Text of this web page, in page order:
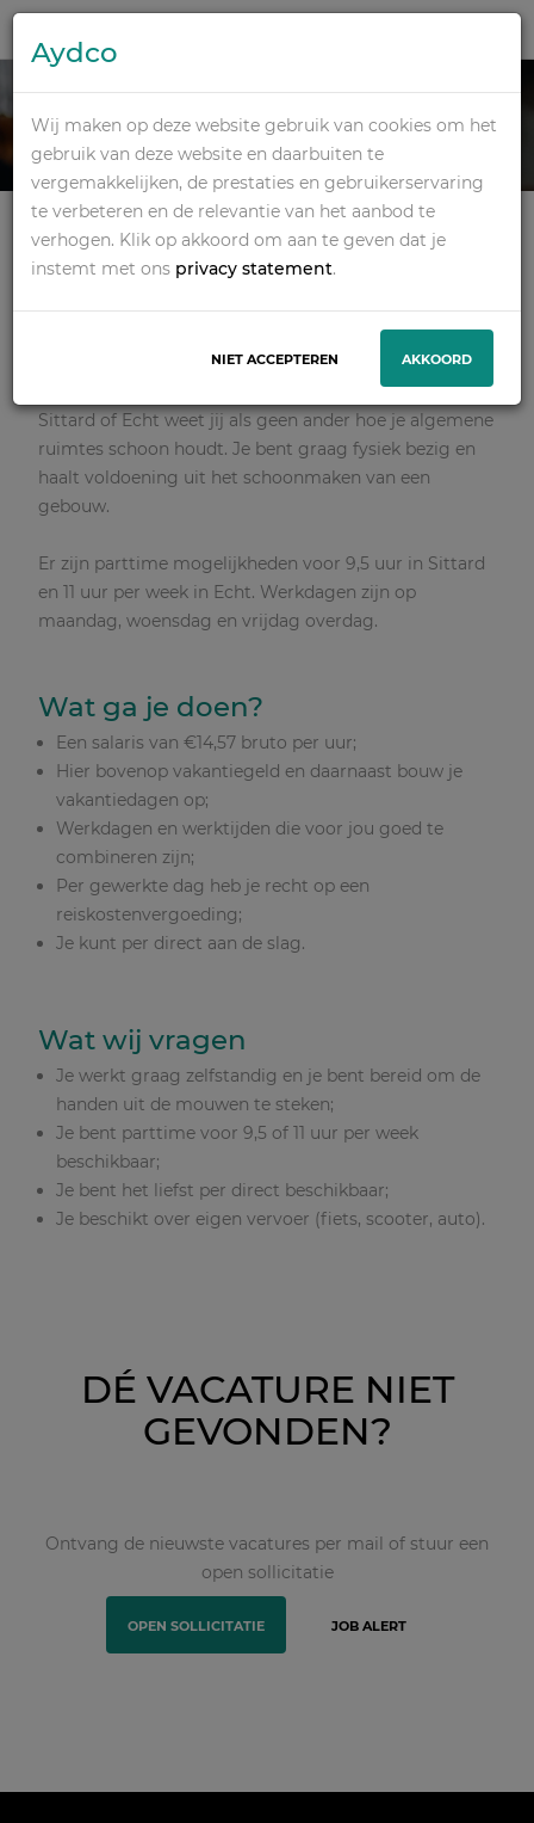
SCHOONMAKER IN
SITTARD OF ECHT
Deze vacature is vervallen
INFORMATIE OVER DE
VERVALLEN VACATURE
Onze opdrachtgever is op zoek naar schoonmakers in
Valkenburg voor diverse locaties. De locaties kunnen
variëren tussen kantoorpanden, restaurants en
bijvoorbeeld kinderdagverblijven. Als schoonmaker in
Sittard of Echt weet jij als geen ander hoe je algemene
ruimtes schoon houdt. Je bent graag fysiek bezig en
haalt voldoening uit het schoonmaken van een
gebouw.
Er zijn parttime mogelijkheden voor 9,5 uur in Sittard
en 11 uur per week in Echt. Werkdagen zijn op
maandag, woensdag en vrijdag overdag.
Wat ga je doen?
Een salaris van €14,57 bruto per uur;
Hier bovenop vakantiegeld en daarnaast bouw je
vakantiedagen op;
Werkdagen en werktijden die voor jou goed te
combineren zijn;
Per gewerkte dag heb je recht op een
reiskostenvergoeding;
Je kunt per direct aan de slag.
Wat wij vragen
Je werkt graag zelfstandig en je bent bereid om de
handen uit de mouwen te steken;
Je bent parttime voor 9,5 of 11 uur per week
beschikbaar;
Je bent het liefst per direct beschikbaar;
Je beschikt over eigen vervoer (fiets, scooter, auto).
DÉ VACATURE NIET
GEVONDEN?
Ontvang de nieuwste vacatures per mail of stuur een
open sollicitatie
OPEN SOLLICITATIE JOB ALERT
Aydco
Wij maken op deze website gebruik van cookies om het
gebruik van deze website en daarbuiten te
vergemakkelijken, de prestaties en gebruikerservaring
te verbeteren en de relevantie van het aanbod te
verhogen. Klik op akkoord om aan te geven dat je
instemt met ons privacy statement.
NIET ACCEPTEREN AKKOORD